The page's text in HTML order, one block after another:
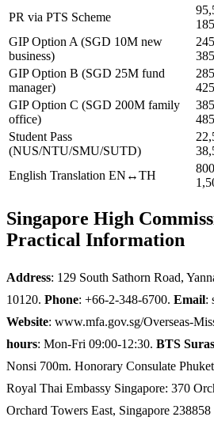
PR via PTS Scheme
GIP Option A (SGD 10M new
business)
GIP Option B (SGD 25M fund
manager)
GIP Option C (SGD 200M family
office)
Student Pass
(NUS/NTU/SMU/SUTD)
English Translation EN↔TH
Singapore High
Practical Information
Address: 129 South Sathorn Road,
10120. Phone: +66-2-348-6700. Email:
Website: www.mfa.gov.sg/Overseas-
hours: Mon-Fri 09:00-12:30. BTS
Nonsi 700m. Honorary Consulate
Royal Thai Embassy Singapore: 370
Orchard Towers East, Singapore